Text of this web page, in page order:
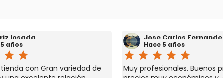
losada
años
star star
con Gran variedad de
Jose Carlos
Hace 5 años
star star star star star
Muy profesionales. Buenos